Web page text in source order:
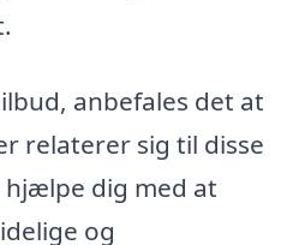
anbefales det at
relaterer sig til disse
dig med at
og